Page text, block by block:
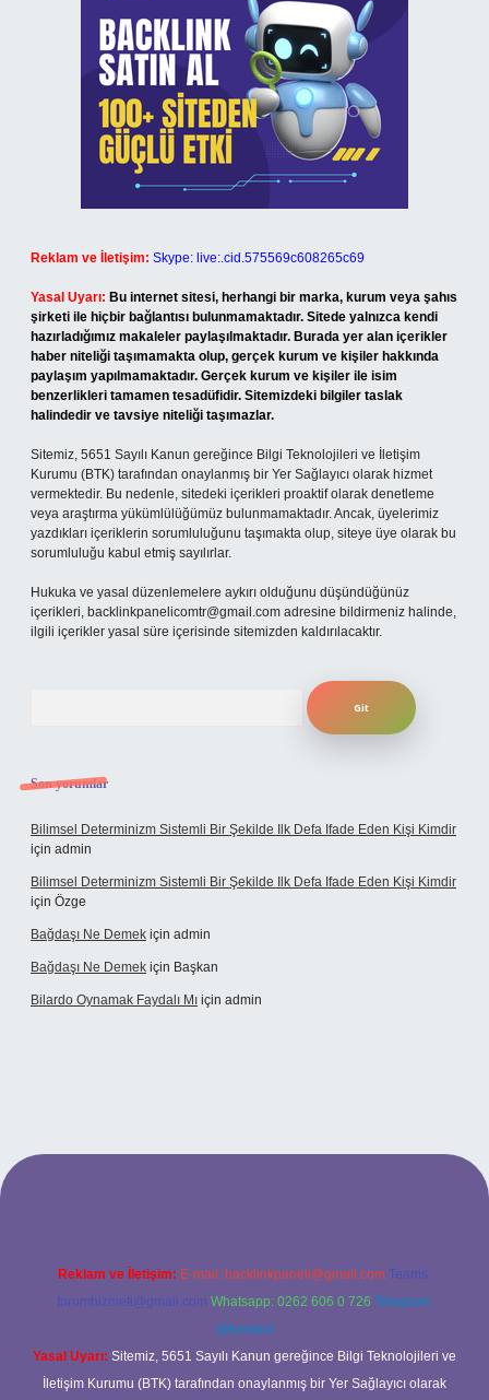
Reklam ve İletişim: Skype: live:.cid.575569c608265c69
Yasal Uyarı: Bu internet sitesi, herhangi bir marka, kurum veya şahıs
şirketi ile hiçbir bağlantısı bulunmamaktadır. Sitede yalnızca kendi
hazırladığımız makaleler paylaşılmaktadır. Burada yer alan içerikler
haber niteliği taşımamakta olup, gerçek kurum ve kişiler hakkında
paylaşım yapılmamaktadır. Gerçek kurum ve kişiler ile isim
benzerlikleri tamamen tesadüfidir. Sitemizdeki bilgiler taslak
halindedir ve tavsiye niteliği taşımazlar.
Sitemiz, 5651 Sayılı Kanun gereğince Bilgi Teknolojileri ve İletişim
Kurumu (BTK) tarafından onaylanmış bir Yer Sağlayıcı olarak hizmet
vermektedir. Bu nedenle, sitedeki içerikleri proaktif olarak denetleme
veya araştırma yükümlülüğümüz bulunmamaktadır. Ancak, üyelerimiz
yazdıkları içeriklerin sorumluluğunu taşımakta olup, siteye üye olarak bu
sorumluluğu kabul etmiş sayılırlar.
Hukuka ve yasal düzenlemelere aykırı olduğunu düşündüğünüz
içerikleri, backlinkpanelicomtr@gmail.com adresine bildirmeniz halinde,
ilgili içerikler yasal süre içerisinde sitemizden kaldırılacaktır.
Son yorumlar
Bilimsel Determinizm Sistemli Bir Şekilde Ilk Defa Ifade Eden Kişi Kimdir
için admin
Bilimsel Determinizm Sistemli Bir Şekilde Ilk Defa Ifade Eden Kişi Kimdir
için Özge
Bağdaşı Ne Demek için admin
Bağdaşı Ne Demek için Başkan
Bilardo Oynamak Faydalı Mı için admin
bahis sitesi
Reklam ve İletişim: E-mail: backlinkpaneli@gmail.com Teams:
forumhizmeti@gmail.com Whatsapp: 0262 606 0 726 Telegram:
@karabul
Yasal Uyarı: Sitemiz, 5651 Sayılı Kanun gereğince Bilgi Teknolojileri ve
İletişim Kurumu (BTK) tarafından onaylanmış bir Yer Sağlayıcı olarak